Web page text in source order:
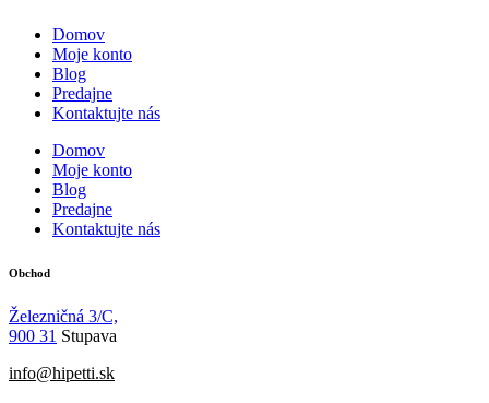
Domov
Moje konto
Blog
Predajne
Kontaktujte nás
Domov
Moje konto
Blog
Predajne
Kontaktujte nás
Obchod
Železničná 3/C,
900 31 Stupava
info@hipetti.sk